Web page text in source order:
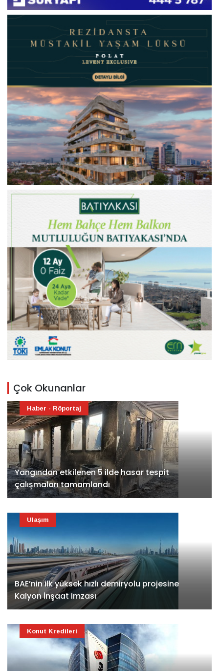
Çok Okunanlar
Yangından etkilenen 5 ilde hasar tespit
çalışmaları tamamlandı
Haber - Röportaj
BAE’nin ilk yüksek hızlı demiryolu projesine
Kalyon İnşaat imzası
Ulaşım
Konut Kredileri